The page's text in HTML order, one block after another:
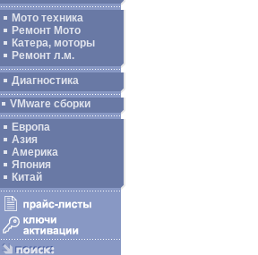
Мото техника
Ремонт Мото
Катера, моторы
Ремонт л.м.
Диагностика
VMware сборки
Европа
Азия
Америка
Япония
Китай